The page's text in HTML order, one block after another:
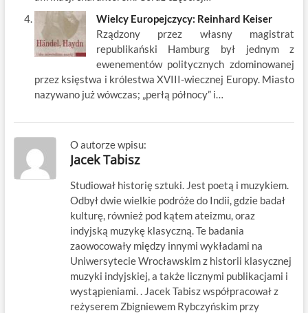
Wielcy Europejczycy: Reinhard Keiser
Rządzony przez własny magistrat
republikański Hamburg był jednym z
ewenementów politycznych zdominowanej
przez księstwa i królestwa XVIII-wiecznej Europy. Miasto
nazywano już wówczas; „perłą północy” i…
O autorze wpisu:
Jacek Tabisz
Studiował historię sztuki. Jest poetą i muzykiem.
Odbył dwie wielkie podróże do Indii, gdzie badał
kulturę, również pod kątem ateizmu, oraz
indyjską muzykę klasyczną. Te badania
zaowocowały między innymi wykładami na
Uniwersytecie Wrocławskim z historii klasycznej
muzyki indyjskiej, a także licznymi publikacjami i
wystąpieniami. . Jacek Tabisz współpracował z
reżyserem Zbigniewem Rybczyńskim przy